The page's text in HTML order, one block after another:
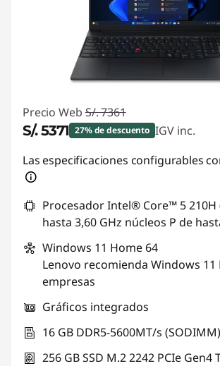
Precio Web S/. 7361
S/. 5371 27% de descuento IGV inc.
Ahorros instantáneos :-S/. 1990
Las especificaciones configurables
Procesador Intel® Core™ 5 210H
hasta 3,60 GHz núcleos P de
Windows 11 Home 64
Lenovo recomienda Windows 11
empresas
Gráficos integrados
16 GB DDR5-5600MT/s (SODIMM)
256 GB SSD M.2 2242 PCIe Gen4